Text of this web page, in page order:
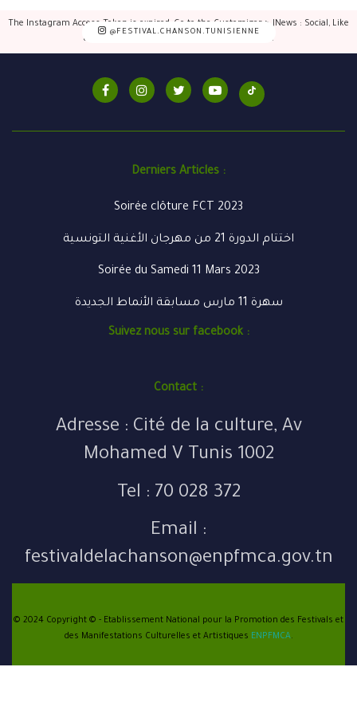
@FESTIVAL.CHANSON.TUNISIENNE
The Instagram Access Token is expired, Go to the Customizer > JNews : Social, Like
& View > Instagram Feed Setting, to refresh it.
Derniers Articles :
Soirée clôture FCT 2023
اختتام الدورة 21 من مهرجان الأغنية التونسية
Soirée du Samedi 11 Mars 2023
سهرة 11 مارس مسابقة الأنماط الجديدة
Suivez nous sur facebook :
Contact :
Adresse : Cité de la culture, Av
Mohamed V Tunis 1002
Tel : 70 028 372
Email :
festivaldelachanson@enpfmca.gov.tn
© 2024 Copyright © - Etablissement National pour la Promotion des Festivals et
des Manifestations Culturelles et Artistiques ENPFMCA.